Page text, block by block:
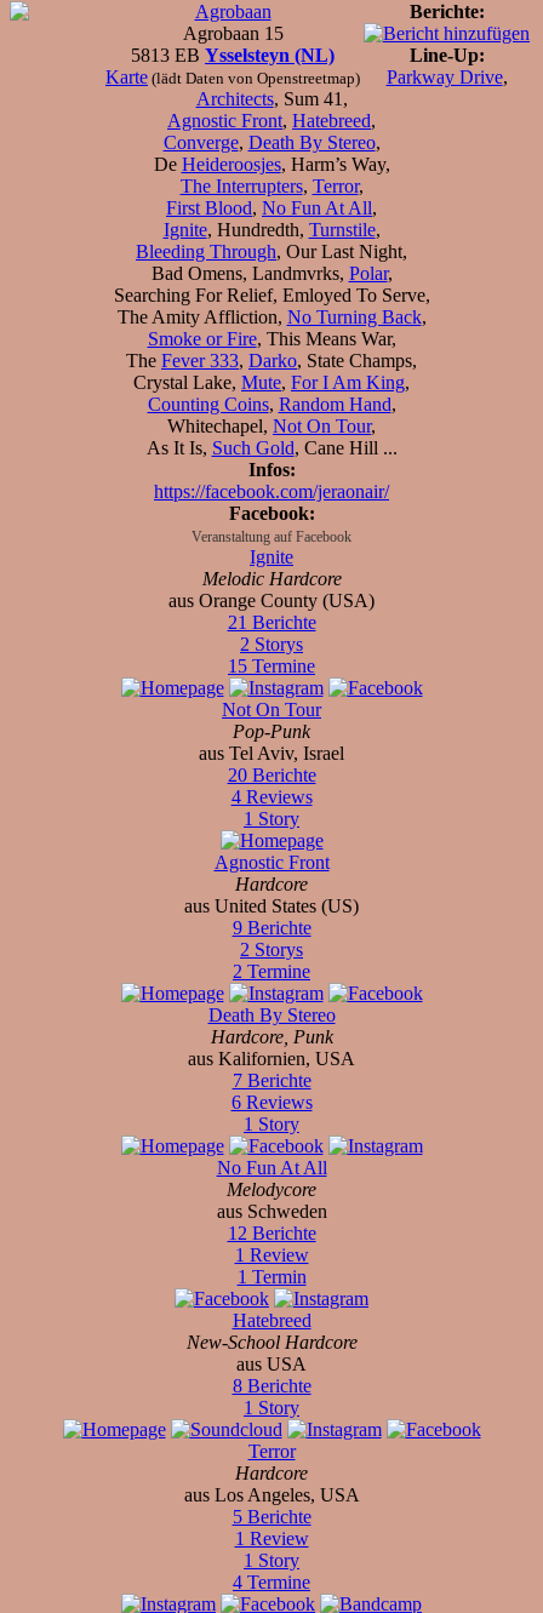
Agrobaan
Agrobaan 15
5813 EB Ysselsteyn (NL)
Karte (lädt Daten von Openstreetmap)
Berichte:
Line-Up:
Parkway Drive,
Architects, Sum 41,
Agnostic Front, Hatebreed,
Converge, Death By Stereo,
De Heideroosjes, Harm’s Way,
The Interrupters, Terror,
First Blood, No Fun At All,
Ignite, Hundredth, Turnstile,
Bleeding Through, Our Last Night,
Bad Omens, Landmvrks, Polar,
Searching For Relief, Emloyed To Serve,
The Amity Affliction, No Turning Back,
Smoke or Fire, This Means War,
The Fever 333, Darko, State Champs,
Crystal Lake, Mute, For I Am King,
Counting Coins, Random Hand,
Whitechapel, Not On Tour,
As It Is, Such Gold, Cane Hill ...
Infos:
https://facebook.com/jeraonair/
Facebook:
Veranstaltung auf Facebook
Ignite
Melodic Hardcore
aus Orange County (USA)
21 Berichte
2 Storys
15 Termine
Not On Tour
Pop-Punk
aus Tel Aviv, Israel
20 Berichte
4 Reviews
1 Story
Agnostic Front
Hardcore
aus United States (US)
9 Berichte
2 Storys
2 Termine
Death By Stereo
Hardcore, Punk
aus Kalifornien, USA
7 Berichte
6 Reviews
1 Story
No Fun At All
Melodycore
aus Schweden
12 Berichte
1 Review
1 Termin
Hatebreed
New-School Hardcore
aus USA
8 Berichte
1 Story
Terror
Hardcore
aus Los Angeles, USA
5 Berichte
1 Review
1 Story
4 Termine